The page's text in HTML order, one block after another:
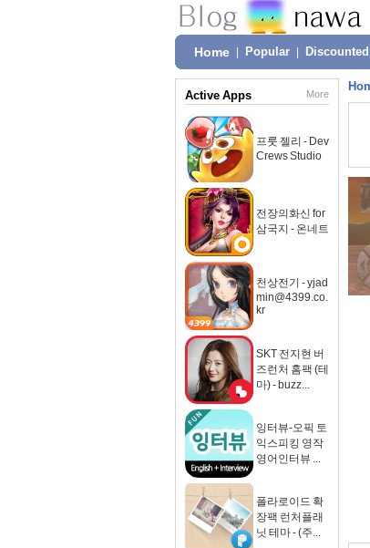
Home Popular Discounted
Active Apps More
프룻 젤리 - Dev
Crews Studio
전장의화신 for
삼국지 - 온네트
천상전기 - yjad
min@4399.co.
kr
SKT 전지현 버
즈런처 홈팩 (테
마) - buzz...
잉터뷰-오픽 토
익스피킹 영작
영어인터뷰 ...
폴라로이드 확
장팩 런처플래
닛 테마 - (주...